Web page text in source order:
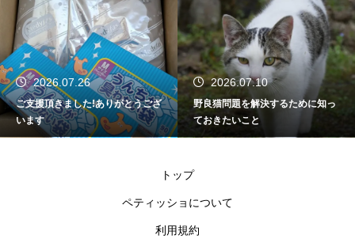
2026.07.10
野良猫問題を解決するために知っ
ておきたいこと
2026.06.18
2026年上半期を振り返って
トップ
ペティッショについて
利用規約